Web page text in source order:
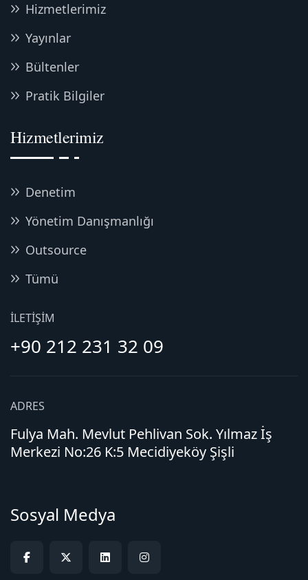
Hizmetlerimiz
Yayınlar
Bültenler
Pratik Bilgiler
Hizmetlerimiz
Denetim
Yönetim Danışmanlığı
Outsource
Tümü
İLETIŞIM
+90 212 231 32 09
ADRES
Fulya Mah. Mevlut Pehlivan Sok. Yılmaz İş
Merkezi No:26 K:5 Mecidiyeköy Şişli
Sosyal Medya